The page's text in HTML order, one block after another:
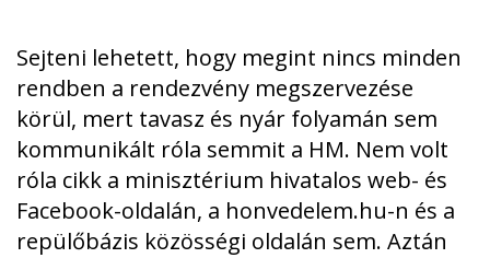
Sejteni lehetett, hogy megint nincs minden
rendben a rendezvény megszervezése
körül, mert tavasz és nyár folyamán sem
kommunikált róla semmit a HM. Nem volt
róla cikk a minisztérium hivatalos web- és
Facebook-oldalán, a honvedelem.hu-n és a
repülőbázis közösségi oldalán sem. Aztán